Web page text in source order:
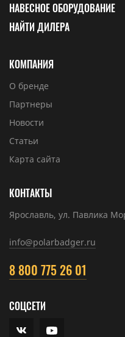
НАВЕСНОЕ ОБОРУДОВАНИЕ
НАЙТИ ДИЛЕРА
КОМПАНИЯ
О бренде
Партнеры
Новости
Статьи
Карта сайта
КОНТАКТЫ
Ярославль, ул. Павлика
info@polarbadger.ru
8 800 775 26 01
СОЦСЕТИ